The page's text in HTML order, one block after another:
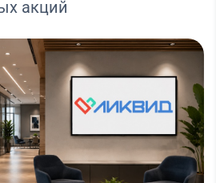
акций